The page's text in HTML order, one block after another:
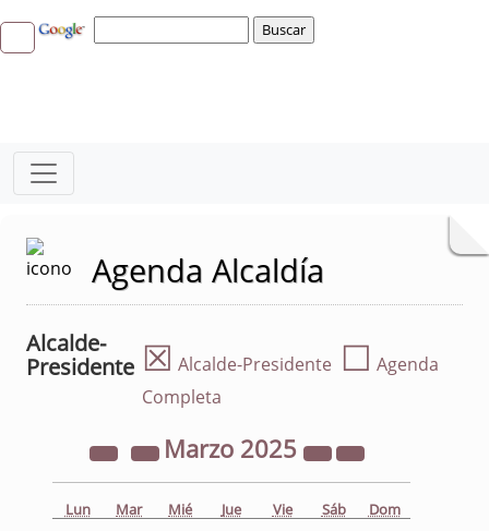
Agenda Alcaldía
Alcalde-
Presidente ☒ Alcalde-Presidente ☐ Agenda
Completa
Marzo 2025
Lun Mar Mié Jue Vie Sáb Dom